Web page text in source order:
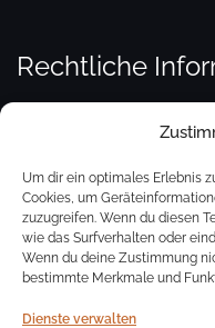
Um dir ein optimales Erlebnis
Cookies, um
zuzugreifen. Wenn du diesen
wie das Surfverhalten oder
Wenn du deine Zustimmung
bestimmte Merkmale und
Dienste verwalten
Rechtliche
Impressum